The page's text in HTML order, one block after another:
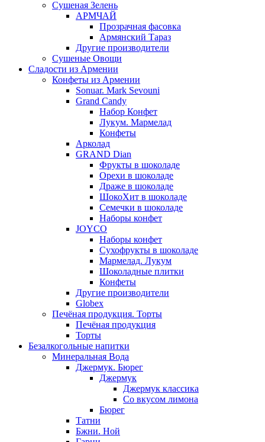
Сушеная Зелень
АРМЧАЙ
Прозрачная фасовка
Армянский Тараз
Другие производители
Сушеные Овощи
Сладости из Армении
Конфеты из Армении
Sonuar. Mark Sevouni
Grand Candy
Набор Конфет
Лукум. Мармелад
Конфеты
Арколад
GRAND Dian
Фрукты в шоколаде
Орехи в шоколаде
Драже в шоколаде
ШокоХит в шоколаде
Семечки в шоколаде
Наборы конфет
JOYCO
Наборы конфет
Сухофрукты в шоколаде
Мармелад. Лукум
Шоколадные плитки
Конфеты
Другие производители
Globex
Печёная продукция. Торты
Печёная продукция
Торты
Безалкогольные напитки
Минеральная Вода
Джермук. Бюрег
Джермук
Джермук классика
Со вкусом лимона
Бюрег
Татни
Бжни. Ной